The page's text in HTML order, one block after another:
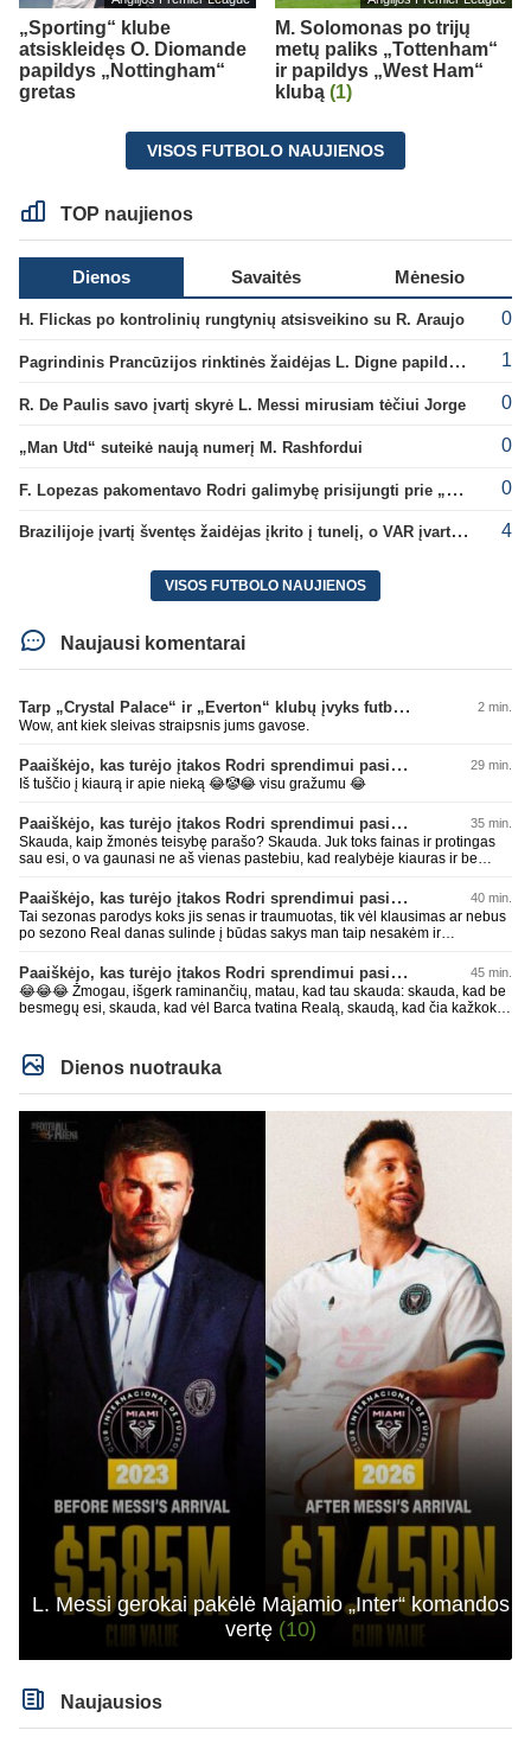
„Sporting“ klube
atsiskleidęs O. Diomande
papildys „Nottingham“
gretas
M. Solomonas po trijų
metų paliks „Tottenham“
ir papildys „West Ham“
klubą (1)
VISOS FUTBOLO NAUJIENOS
TOP naujienos
Dienos Savaitės Mėnesio
H. Flickas po kontrolinių rungtynių atsisveikino su R. Araujo 0
Pagrindinis Prancūzijos rinktinės žaidėjas L. Digne papildė PSG gretas 1
R. De Paulis savo įvartį skyrė L. Messi mirusiam tėčiui Jorge 0
„Man Utd“ suteikė naują numerį M. Rashfordui 0
F. Lopezas pakomentavo Rodri galimybę prisijungti prie „Barcelona“ ekipos 0
Brazilijoje įvartį šventęs žaidėjas įkrito į tunelį, o VAR įvartį atšaukė 4
VISOS FUTBOLO NAUJIENOS
Naujausi komentarai
Tarp „Crystal Palace“ ir „Everton“ klubų įvyks futbolininkų mainai 2 min.
Wow, ant kiek sleivas straipsnis jums gavose.
Paaiškėjo, kas turėjo įtakos Rodri sprendimui pasirinkti Barselonos pusę 29 min.
Iš tuščio į kiaurą ir apie nieką 😂🤡😂 visu gražumu 😂
Paaiškėjo, kas turėjo įtakos Rodri sprendimui pasirinkti Barselonos pusę 35 min.
Skauda, kaip žmonės teisybę parašo? Skauda. Juk toks fainas ir protingas
sau esi, o va gaunasi ne aš vienas pastebiu, kad realybėje kiauras ir be
nei kas kitas 😂😂😂 Per mažai tos mėlynos ar žalios pievos apkakojai
kurioje kaip avinas lakstai... per mažai bičiuli... 💩💩💩
Paaiškėjo, kas turėjo įtakos Rodri sprendimui pasirinkti Barselonos pusę 40 min.
Tai sezonas parodys koks jis senas ir traumuotas, tik vėl klausimas ar nebus
po sezono Real danas sulinde į būdas sakys man taip nesakėm ir
degraduoja su tais išsivartymais. Gal todėl ir problema, kad tiek pats klubas,
tiek jo fanai begalviai ir užtat titulų badas jau 2 metai iš eilės, žiūrėsim ar ir
trečiam nebus taip. O kiti klubai savo darbus daro, o ne tuščiai čia 💩
palikinėja ant kurių patys paskui paslysta.
Paaiškėjo, kas turėjo įtakos Rodri sprendimui pasirinkti Barselonos pusę 45 min.
😂😂😂 Žmogau, išgerk raminančių, matau, kad tau skauda: skauda, kad be
besmegų esi, skauda, kad vėl Barca tvatina Realą, skaudą, kad čia kažkoks
kortą. Ech, žmogau, žmogau... geriau tu būtųm patylėjelęs. P.S. Taip žinau
kaip veikia AI, todėl ir sugebu jį sudurninti, ne kartą jau tai pavyko. O tu kaip
ta minėta pone imei ir priėmiai, kaip už gryną. Aš pripažinau gandus? Aš
parašiau faktą. Ant kiek tu be smegenų, wow, žiauriai man gėda už tave.
Sėkmės, bičiuli, matau, kad toliau bus tik drgradavimas pačio, užtenka ir taip
jau visi mato ant kiek tas avinas esi, apie kurį taip prirašei, toj mėlynoj/žalioj
koks blemba skyrtumas.... besmegenų esantis avinas ir bus tik avinas... daug
čia apie save balvone prirašei. Gėda man už tave. Toks iš retesnių bukumo
Dienos nuotrauka
L. Messi gerokai pakėlė Majamio „Inter“ komandos
vertę (10)
Naujausios